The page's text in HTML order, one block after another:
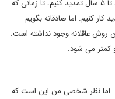
تا این توافق را همانطورکه پیش بینی شده بود تا ۵ سال تمدید کنیم، تا زمانی که
کنیم. اما صادقانه بگویم
روش عاقلانه وجود نداشته است.
و کمتر می شود.
اما نظر شخصی من این است که